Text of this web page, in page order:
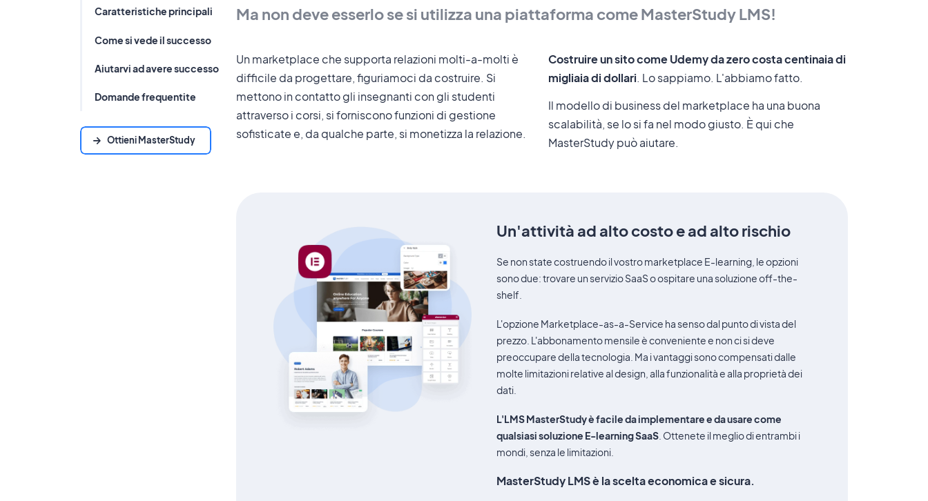
Caratteristiche principali
Come si vede il successo
Aiutarvi ad avere successo
Domande frequentite
Ottieni MasterStudy
Ma non deve esserlo se si utilizza una piattaforma come MasterStudy LMS!
Un marketplace che supporta relazioni molti-a-molti è
difficile da progettare, figuriamoci da costruire. Si
mettono in contatto gli insegnanti con gli studenti
attraverso i corsi, si forniscono funzioni di gestione
sofisticate e, da qualche parte, si monetizza la relazione.
Costruire un sito come Udemy da zero costa centinaia di
migliaia di dollari. Lo sappiamo. L'abbiamo fatto.
Il modello di business del marketplace ha una buona
scalabilità, se lo si fa nel modo giusto. È qui che
MasterStudy può aiutare.
Un'attività ad alto costo e ad alto rischio
Se non state costruendo il vostro marketplace E-learning, le opzioni
sono due: trovare un servizio SaaS o ospitare una soluzione off-the-
shelf.
L'opzione Marketplace-as-a-Service ha senso dal punto di vista del
prezzo. L'abbonamento mensile è conveniente e non ci si deve
preoccupare della tecnologia. Ma i vantaggi sono compensati dalle
molte limitazioni relative al design, alla funzionalità e alla proprietà dei
dati.
L'LMS MasterStudy è facile da implementare e da usare come
qualsiasi soluzione E-learning SaaS. Ottenete il meglio di entrambi i
mondi, senza le limitazioni.
MasterStudy LMS è la scelta economica e sicura.